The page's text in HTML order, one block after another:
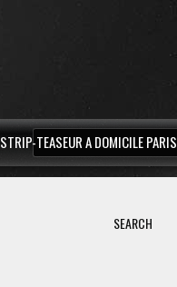
STRIP-TEASEUR A DOMICILE PARIS
SEARCH